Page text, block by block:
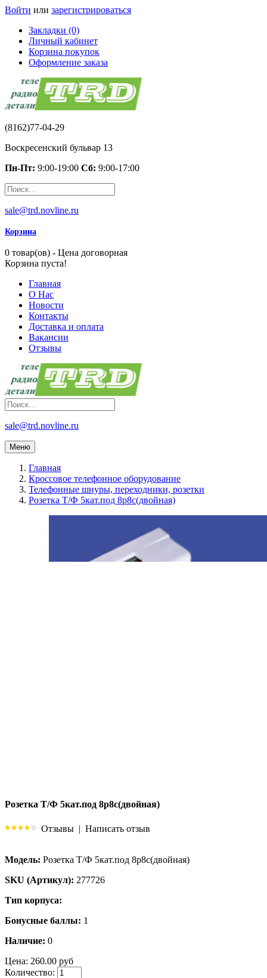
Войти или зарегистрироваться
Закладки (0)
Личный кабинет
Корзина покупок
Оформление заказа
(8162)77-04-29
Воскресенский бульвар 13
Пн-Пт: 9:00-19:00 Сб: 9:00-17:00
sale@trd.novline.ru
Корзина
0 товар(ов) - Цена договорная
Корзина пуста!
Главная
О Нас
Новости
Контакты
Доставка и оплата
Вакансии
Отзывы
sale@trd.novline.ru
Меню
Главная
Кроссовое телефонное оборудование
Телефонные шнуры, переходники, розетки
Розетка Т/Ф 5кат.под 8p8c(двойная)
Розетка Т/Ф 5кат.под 8p8c(двойная)
Отзывы | Написать отзыв
Модель: Розетка Т/Ф 5кат.под 8p8c(двойная)
SKU (Артикул): 277726
Тип корпуса:
Бонусные баллы: 1
Наличие: 0
Цена: 260.00 руб
Количество: